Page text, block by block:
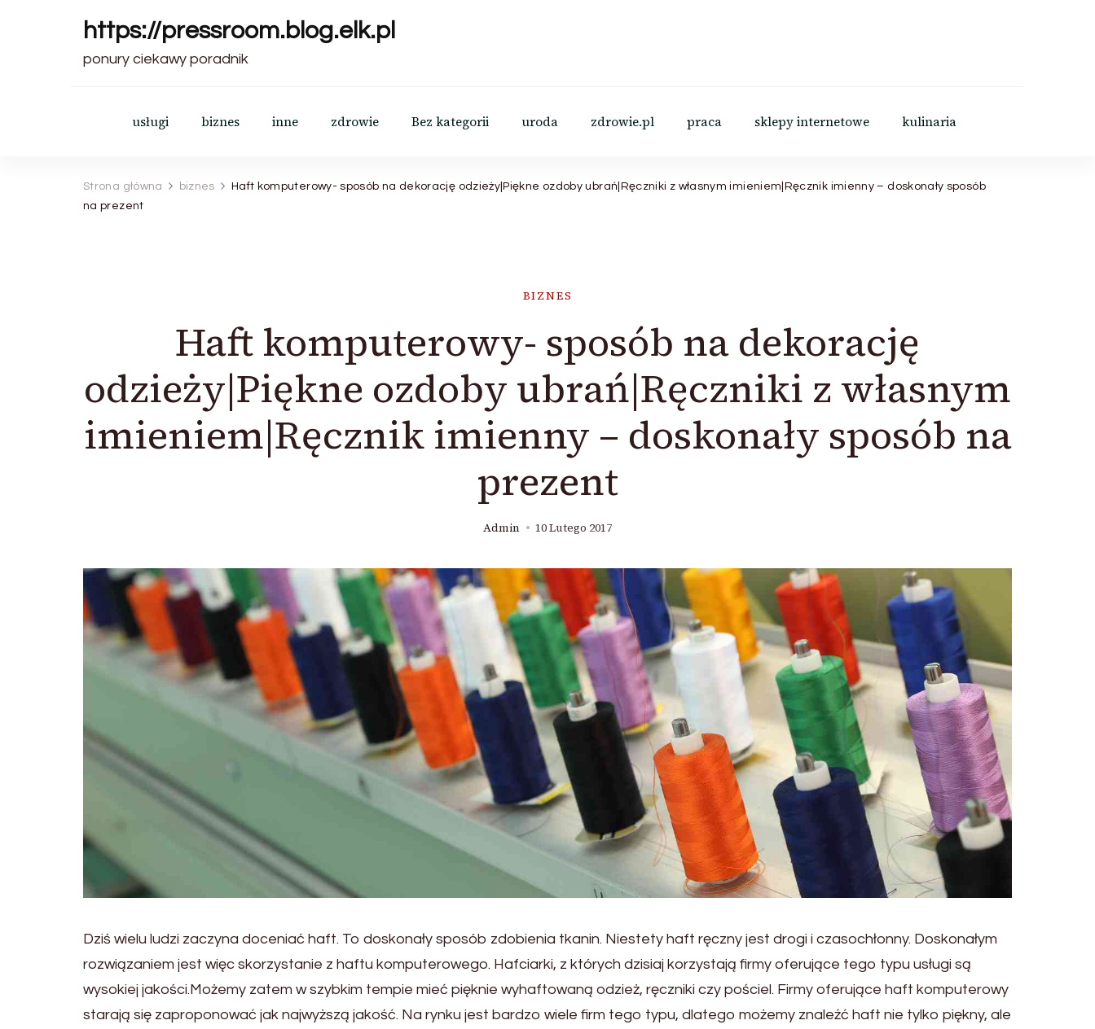
https://pressroom.blog.elk.pl
ponury ciekawy poradnik
usługi biznes inne zdrowie Bez kategorii uroda zdrowie.pl praca sklepy internetowe kulinaria
Strona główna biznes
Haft komputerowy- sposób na dekorację odzieży|Piękne ozdoby ubrań|Ręczniki z własnym imieniem|Ręcznik imienny – doskonały sposób
na prezent
BIZNES
Haft komputerowy- sposób na dekorację
odzieży|Piękne ozdoby ubrań|Ręczniki z własnym
imieniem|Ręcznik imienny – doskonały sposób na
prezent
Admin 10 Lutego 2017
Dziś wielu ludzi zaczyna doceniać haft. To doskonały sposób zdobienia tkanin. Niestety haft ręczny jest drogi i czasochłonny. Doskonałym
rozwiązaniem jest więc skorzystanie z haftu komputerowego. Hafciarki, z których dzisiaj korzystają firmy oferujące tego typu usługi są
wysokiej jakości.Możemy zatem w szybkim tempie mieć pięknie wyhaftowaną odzież, ręczniki czy pościel. Firmy oferujące haft komputerowy
starają się zaproponować jak najwyższą jakość. Na rynku jest bardzo wiele firm tego typu, dlatego możemy znaleźć haft nie tylko piękny, ale